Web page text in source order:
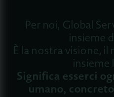
Per noi, Global
insieme
È la nostra visione,
insieme
Significa esserci
umano,